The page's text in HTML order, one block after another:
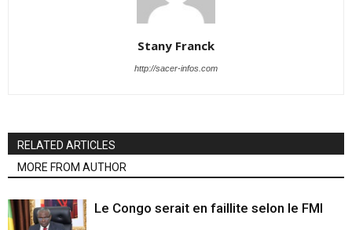
Stany Franck
http://sacer-infos.com
RELATED ARTICLES
MORE FROM AUTHOR
Le Congo serait en faillite selon le FMI